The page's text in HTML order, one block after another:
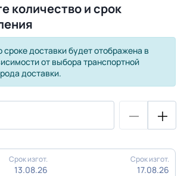
количество и срок
доставки будет отображена в
от выбора транспортной
доставки.
Срок изгот.
13.08.26
Срок изгот.
17.08.26